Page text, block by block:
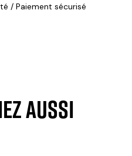
/ Paiement sécurisé
AUSSI